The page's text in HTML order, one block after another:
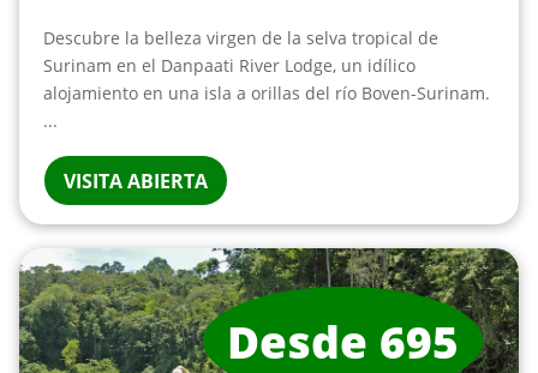
Descubre la belleza virgen de la selva tropical de
Surinam en el Danpaati River Lodge, un idílico
alojamiento en una isla a orillas del río Boven-Surinam.
...
VISITA ABIERTA
Desde 695